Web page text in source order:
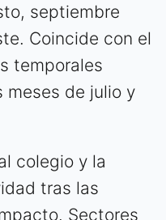
septiembre
Coincide con el
temporales
meses de julio y
colegio y la
tras las
Sectores